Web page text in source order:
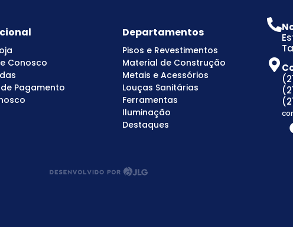
Conosco
Pagamento
Departamentos
Pisos e Revestimentos
Material de Construção
Metais e Acessórios
Louças Sanitárias
Ferramentas
Iluminação
Destaques